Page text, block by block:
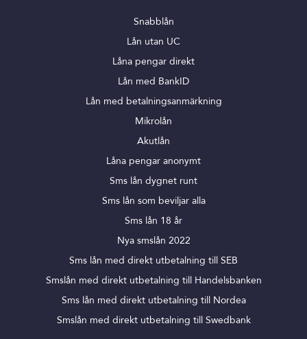
Snabblån
Lån utan UC
Låna pengar direkt
Lån med BankID
Lån med betalningsanmärkning
Mikrolån
Akutlån
Låna pengar anonymt
Sms lån dygnet runt
Sms lån som beviljar alla
Sms lån 18 år
Nya smslån 2022
Sms lån med direkt utbetalning till SEB
Smslån med direkt utbetalning till Handelsbanken
Sms lån med direkt utbetalning till Nordea
Smslån med direkt utbetalning till Swedbank